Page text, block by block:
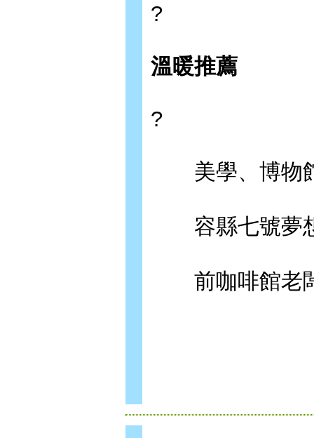
?
溫暖推薦
?
美學、博物
容縣七號夢
前咖啡館老闆